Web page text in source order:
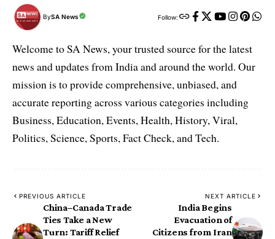
BySA News Follow:
Welcome to SA News, your trusted source for the latest
news and updates from India and around the world. Our
mission is to provide comprehensive, unbiased, and
accurate reporting across various categories including
Business, Education, Events, Health, History, Viral,
Politics, Science, Sports, Fact Check, and Tech.
PREVIOUS ARTICLE
China–Canada Trade
Ties Take a New
Turn: Tariff Relief
NEXT ARTICLE
India Begins
Evacuation of
Citizens from Iran